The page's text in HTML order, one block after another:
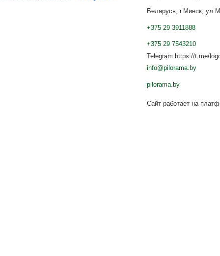
Беларусь, г.Минск,
+375 29 3911888
+375 29 7543210
Telegram https://t.me/
info@pilorama.by
pilorama.by
Сайт работает на